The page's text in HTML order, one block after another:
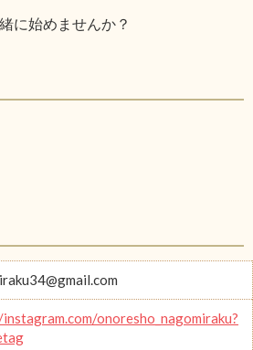
に始めませんか？
onoresho_nagomiraku?